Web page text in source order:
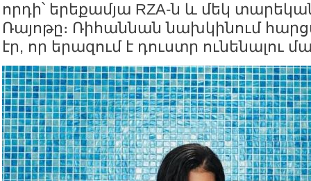
որդի՝ երեքամյա RZA-ն և մեկ
Ռայոթը։ Ռիհաննան նախկինում
էր, որ երազում է դուստր ունենալու